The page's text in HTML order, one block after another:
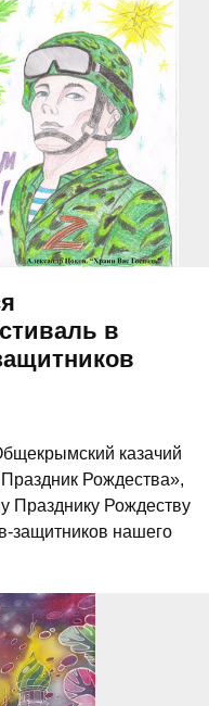
в
казачий
Рождества»,
Празднику Рождеству
защитников нашего